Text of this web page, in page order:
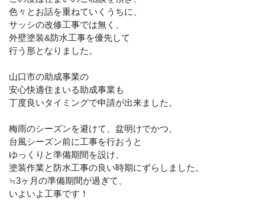
色々とお話を重ねていくうちに、
サッシの改修工事では無く、
外壁塗装&防水工事を優先して
行う形となりました。
山口市の助成事業の
安心快適住まいる助成事業も
丁度良いタイミングで申請が出来ました。
梅雨のシーズンを避けて、盆明けでかつ、
台風シーズン前に工事を行おうと
ゆっくりと準備期間を設け、
塗装作業と防水工事の良い時期にずらしました。
≒3ヶ月の準備期間が過ぎて、
いよいよ工事です！